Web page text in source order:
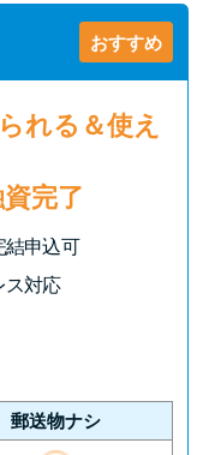
おすすめ
れる＆使え
完了
結申込可
ス対応
郵送物ナシ